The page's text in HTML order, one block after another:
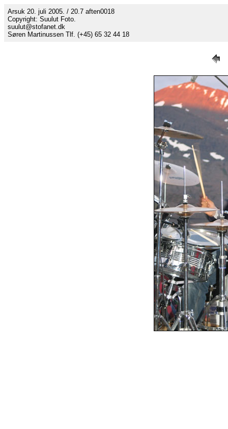
Arsuk 20. juli 2005. / 20.7 aften0018
Copyright: Suulut Foto.
suulut@stofanet.dk
Søren Martinussen Tlf. (+45) 65 32 44 18